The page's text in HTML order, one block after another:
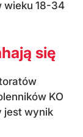
wieku 18-34
się
KO
jest wynik